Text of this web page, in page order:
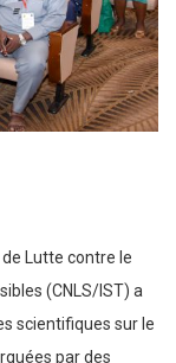
Lutte contre le
(CNLS/IST) a
scientifiques sur le
par des